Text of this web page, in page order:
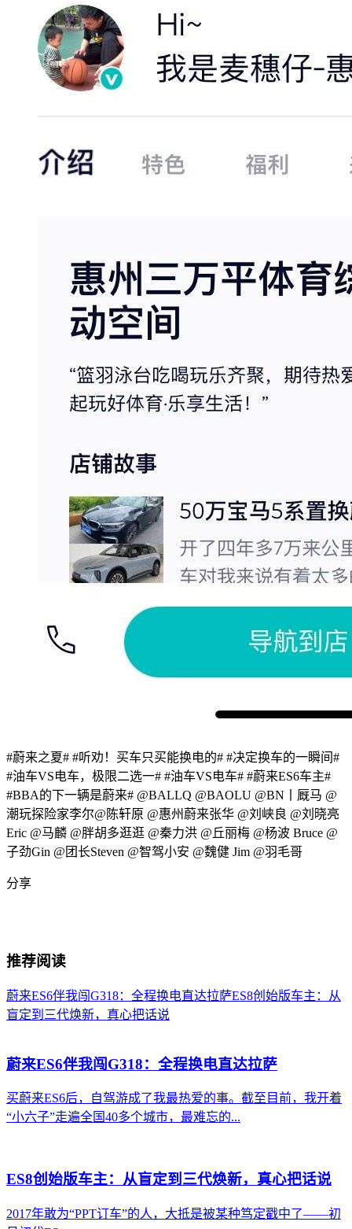
#蔚来之夏# #听劝！买车只买能换电的# #决定换车的一瞬间#
#油车VS电车，极限二选一# #油车VS电车# #蔚来ES6车主#
#BBA的下一辆是蔚来# @BALLQ @BAOLU @BN丨厩马 @
潮玩探险家李尔@陈轩原 @惠州蔚来张华 @刘峡良 @刘晓亮
Eric @马麟 @胖胡多逛逛 @秦力洪 @丘丽梅 @杨波 Bruce @
子劲Gin @团长Steven @智驾小安 @魏健 Jim @羽毛哥
分享
推荐阅读
蔚来ES6伴我闯G318：全程换电直达拉萨ES8创始版车主：从
盲定到三代焕新，真心把话说
蔚来ES6伴我闯G318：全程换电直达拉萨
买蔚来ES6后，自驾游成了我最热爱的事。截至目前，我开着
“小六子”走遍全国40多个城市，最难忘的...
ES8创始版车主：从盲定到三代焕新，真心把话说
2017年敢为“PPT订车”的人，大抵是被某种笃定戳中了——初